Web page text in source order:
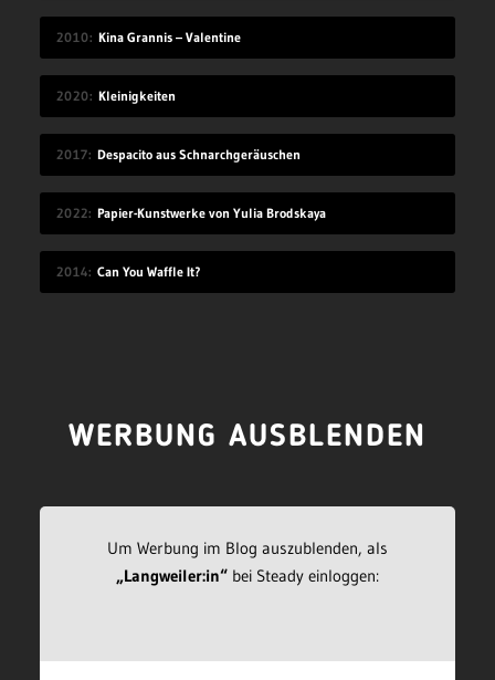
2010 Kina Grannis – Valentine
2020 Kleinigkeiten
2017 Despacito aus Schnarchgeräuschen
2022 Papier-Kunstwerke von Yulia Brodskaya
2014 Can You Waffle It?
WERBUNG AUSBLENDEN
Um Werbung im Blog auszublenden, als
„Langweiler:in“bei Steady einloggen: